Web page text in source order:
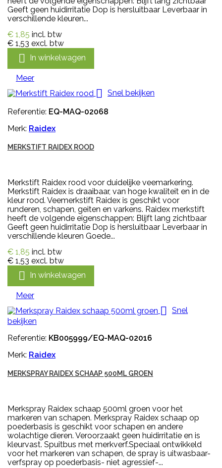
Geeft geen huidirritatie Dop is hersluitbaar Leverbaar in
verschillende kleuren...
€ 1,85 incl. btw
€ 1,53 excl. btw
 In winkelwagen
Meer
 Snel bekijken
Referentie: EQ-MAQ-02068
Merk: Raidex
MERKSTIFT RAIDEX ROOD
Merkstift Raidex rood voor duidelijke veemarkering.
Merkstift Raidex is draaibaar, van hoge kwaliteit en in de
kleur rood. Veemerkstift Raidex is geschikt voor
runderen, schapen, geiten en varkens. Raidex merkstift
heeft de volgende eigenschappen: Blijft lang zichtbaar
Geeft geen huidirritatie Dop is hersluitbaar Leverbaar in
verschillende kleuren Goede...
€ 1,85 incl. btw
€ 1,53 excl. btw
 In winkelwagen
Meer
 Snel
bekijken
Referentie: KB005999/EQ-MAQ-02016
Merk: Raidex
MERKSPRAY RAIDEX SCHAAP 500ML GROEN
Merkspray Raidex schaap 500ml groen voor het
markeren van schapen. Merkspray Raidex schaap op
poederbasis is geschikt voor schapen en andere
wolachtige dieren. Veroorzaakt geen huidirritatie en is
kleurvast. Spuitbus met merkverf.Speciaal ontwikkeld
voor het markeren van schapen, de spray is uitwasbaar-
verfspray op poederbasis- niet agressief-...